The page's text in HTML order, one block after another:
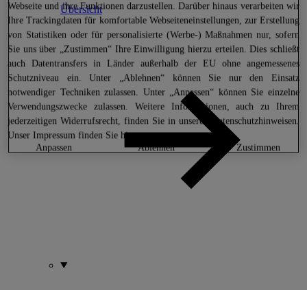
Übersicht
Webseite und ihre Funktionen darzustellen. Darüber hinaus verarbeiten wir
Ihre Trackingdaten für komfortable Webseiteneinstellungen, zur Erstellung
von Statistiken oder für personalisierte (Werbe-) Maßnahmen nur, sofern
Sie uns über „Zustimmen“ Ihre Einwilligung hierzu erteilen. Dies schließt
auch Datentransfers in Länder außerhalb der EU ohne angemessenes
Schutzniveau ein. Unter „Ablehnen“ können Sie nur den Einsatz
notwendiger Techniken zulassen. Unter „Anpassen“ können Sie einzelne
Verwendungszwecke zulassen. Weitere Informationen, auch zu Ihrem
jederzeitigen Widerrufsrecht, finden Sie in unseren
Datenschutzhinweisen.
Unser Impressum finden Sie hier.
ablehnen
zustimmen
anpassen